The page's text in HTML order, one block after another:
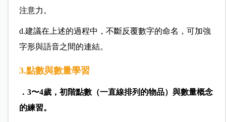
注意力。
d.建議在上述的過程中，不斷反覆數字的命名，可加強
字形與語音之間的連結。
3.點數與數量學習
．3〜4歲，初階點數（一直線排列的物品）與數量概念
的練習。